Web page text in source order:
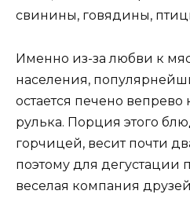
свинины, говядины,
Именно из-за любви к
населения,
остается печено
рулька. Порция этого
горчицей, весит почти
поэтому для дегустации
веселая компания